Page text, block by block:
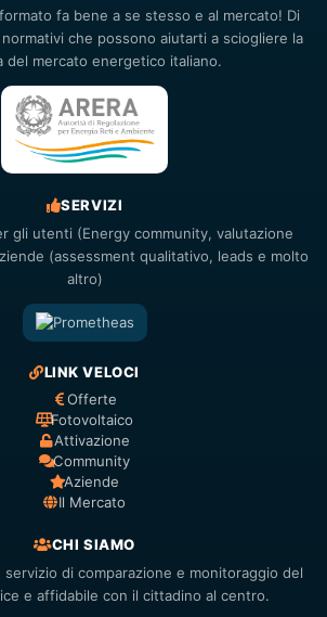
fa bene a se stesso e al mercato! Di
che possono aiutarti a sciogliere la
del mercato energetico italiano.
SERVIZI
gli utenti (Energy community, valutazione
(assessment qualitativo, leads e molto
altro)
LINK VELOCI
Offerte
Fotovoltaico
Attivazione
Community
Aziende
Il Mercato
CHI SIAMO
di comparazione e monitoraggio del
e affidabile con il cittadino al centro.